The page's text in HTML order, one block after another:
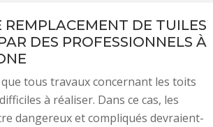
REMPLACEMENT DE TUILES
DES PROFESSIONNELS À
tous travaux concernant les toits
à réaliser. Dans ce cas, les
dangereux et compliqués devraient-